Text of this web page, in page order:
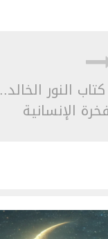
النور الخالد..
الإنسانية